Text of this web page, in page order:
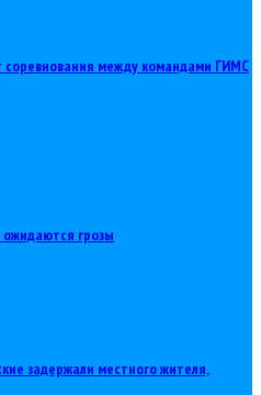
соревнования между командами ГИМС
грозы
задержали местного жителя,